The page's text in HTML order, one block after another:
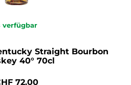
verfügbar
Straight Bourbon
40° 70cl
72.00